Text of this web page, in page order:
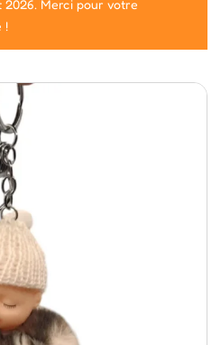
Merci pour votre
!